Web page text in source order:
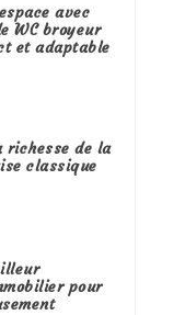
avec
WC broyeur
et adaptable
richesse de la
classique
pour